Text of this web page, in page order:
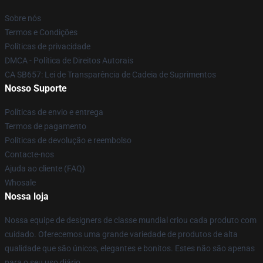
Sobre nós
Termos e Condições
Políticas de privacidade
DMCA - Política de Direitos Autorais
CA SB657: Lei de Transparência de Cadeia de Suprimentos
Nosso Suporte
Políticas de envio e entrega
Termos de pagamento
Políticas de devolução e reembolso
Contacte-nos
Ajuda ao cliente (FAQ)
Whosale
Nossa loja
Nossa equipe de designers de classe mundial criou cada produto com
cuidado. Oferecemos uma grande variedade de produtos de alta
qualidade que são únicos, elegantes e bonitos. Estes não são apenas